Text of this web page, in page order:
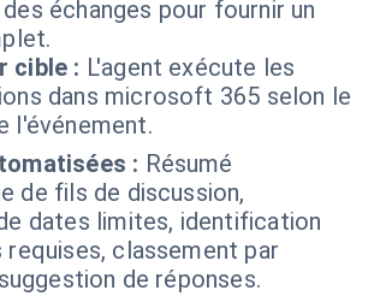
échanges pour fournir un
cible : L'agent exécute les
dans microsoft 365 selon le
l'événement.
: Résumé
de fils de discussion,
dates limites, identification
requises, classement par
de réponses.